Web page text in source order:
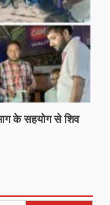
के सहयोग से शिव